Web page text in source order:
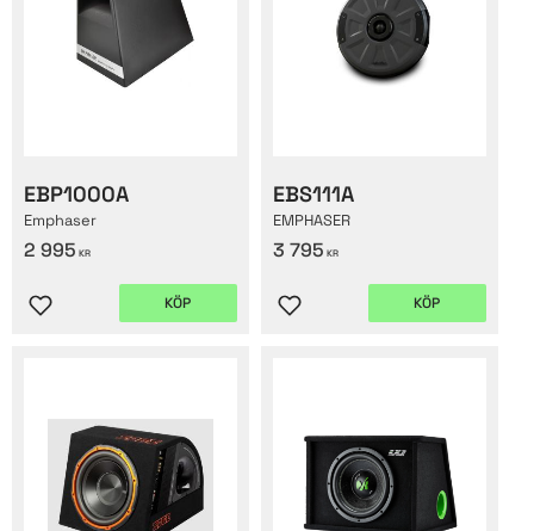
EBP1000A
Emphaser
2 995 KR
Lägg till i favoriter
KÖP
EBS111A
EMPHASER
3 795 KR
Lägg till i favoriter
KÖP